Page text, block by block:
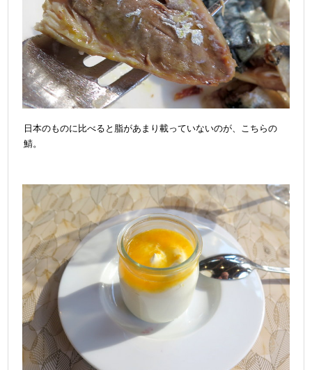
日本のものに比べると脂があまり載っていないのが、こちらの
鯖。